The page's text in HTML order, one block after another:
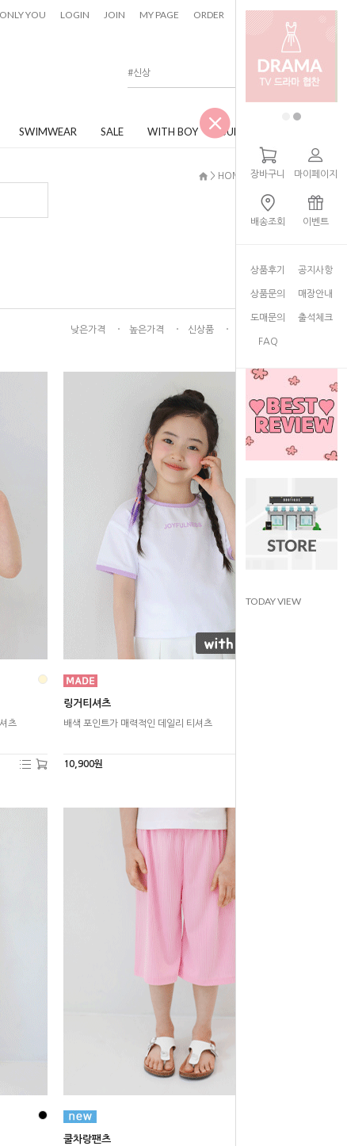
ONLY YOU LOGIN JOIN MY PAGE ORDER CART 0
SWIMWEAR SALE WITH BOY JUNIOR
장바구니 마이페이지
배송조회 이벤트
상품후기 공지사항
상품문의 매장안내
도매문의 출석체크
FAQ
TODAY VIEW
> HOME > JUNIOR
낮은가격 높은가격 신상품
츠
링거티셔츠
배색 포인트가 매력적인 데일리 티셔츠
10,900원
쿨차랑팬츠